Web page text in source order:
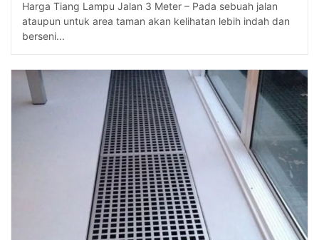
Harga Tiang Lampu Jalan 3 Meter – Pada sebuah jalan
ataupun untuk area taman akan kelihatan lebih indah dan
berseni...